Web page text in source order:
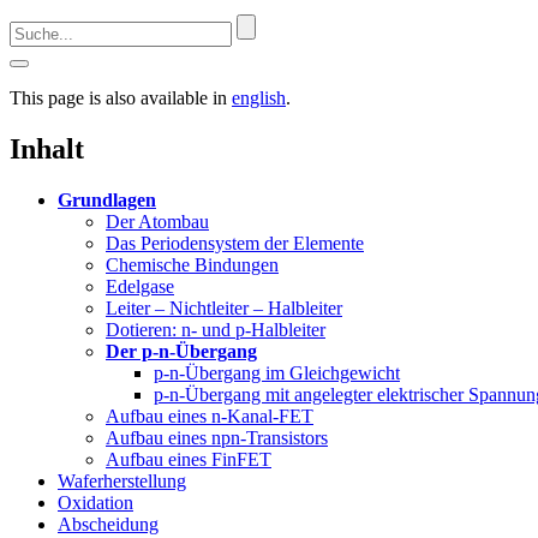
This page is also available in english.
Inhalt
Grundlagen
Der Atombau
Das Periodensystem der Elemente
Chemische Bindungen
Edelgase
Leiter – Nichtleiter – Halbleiter
Dotieren: n- und p-Halbleiter
Der p-n-Übergang
p-n-Übergang im Gleichgewicht
p-n-Übergang mit angelegter elektrischer
Aufbau eines n-Kanal-FET
Aufbau eines npn-Transistors
Aufbau eines FinFET
Waferherstellung
Oxidation
Abscheidung